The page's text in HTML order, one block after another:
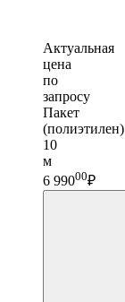
Актуальная
цена
по
запросу
Пакет
(полиэтилен)
10
м
6 99000₽